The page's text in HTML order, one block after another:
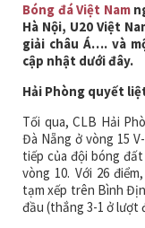
Bóng đá Việt Nam
Hà Nội, U20 Việt
giải châu Á…. và
cập nhật dưới đây.
Hải Phòng quyết
Tối qua, CLB Hải
Đà Nẵng ở vòng 15
tiếp của đội bóng
vòng 10. Với 26
tạm xếp trên Bình
đầu (thắng 3-1 ở lượt